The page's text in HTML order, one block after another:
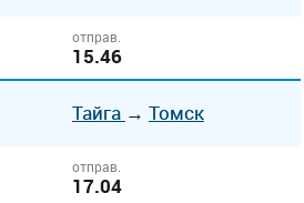
отправ.
15.46
Тайга → Томск
отправ.
17.04